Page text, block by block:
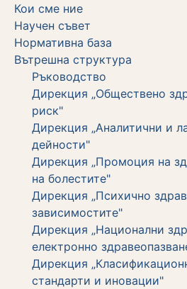
Кои сме ние
Научен съвет
Нормативна база
Вътрешна структура
Ръководство
Дирекция „Обществено
риск"
Дирекция „Аналитични и
дейности"
Дирекция „Промоция на
на болестите"
Дирекция „Психично
зависимостите"
Дирекция „Национални
електронно
Дирекция
стандарти и иновации"